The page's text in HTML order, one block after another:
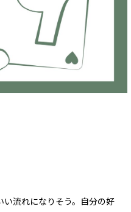
流れになりそう。自分の好